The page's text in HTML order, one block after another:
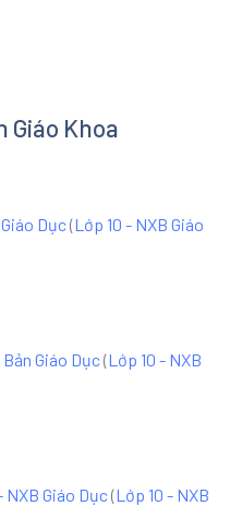
Giáo Khoa
Dục(Lớp 10 - NXB Giáo
Giáo Dục(Lớp 10 - NXB
NXB Giáo Dục(Lớp 10 - NXB